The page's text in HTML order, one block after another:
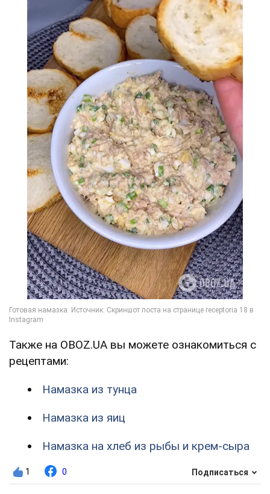
Также на OBOZ.UA вы можете ознакомиться с
рецептами:
Намазка из тунца
Намазка из яиц
Намазка на хлеб из рыбы и крем-сыра
1 0 Подписаться